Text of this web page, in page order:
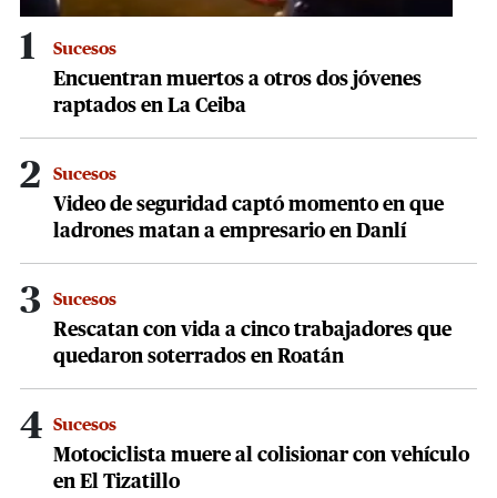
1 Sucesos
Encuentran muertos a otros dos jóvenes
raptados en La Ceiba
2 Sucesos
Video de seguridad captó momento en que
ladrones matan a empresario en Danlí
3 Sucesos
Rescatan con vida a cinco trabajadores que
quedaron soterrados en Roatán
4 Sucesos
Motociclista muere al colisionar con vehículo
en El Tizatillo